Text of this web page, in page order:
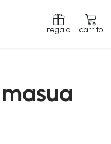
regalo carrito